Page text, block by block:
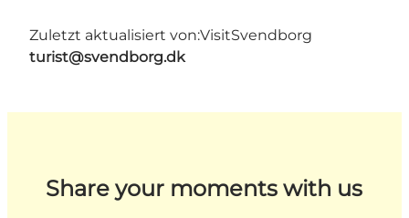
Zuletzt aktualisiert von:VisitSvendborg
turist@svendborg.dk
Share your moments with us